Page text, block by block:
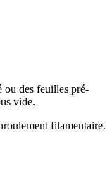
ou des feuilles pré-
vide.
filamentaire.